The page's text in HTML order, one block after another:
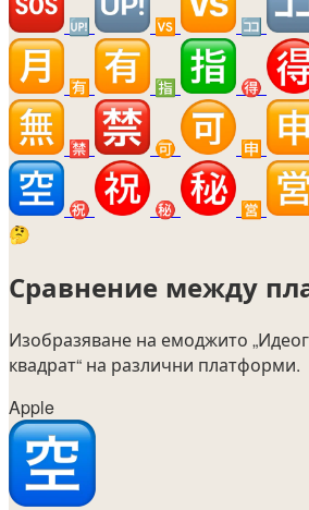
🆙 🆚 🈁
🈶 🈯 🉐
🈲 🉑 🈸
㊗️ ㊙️ 🈺
🤔
Сравнение между
Изобразяване на емоджито
квадрат“ на различни платформи.
Apple